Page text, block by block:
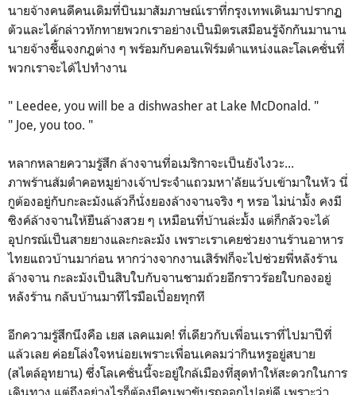
นายจ้างคนดีคนเดิมที่บินมาสัมภาษณ์เราที่กรุงเทพเดินมาปรากฏ
ตัวและได้กล่าวทักทายพวกเราอย่างเป็นมิตรเสมือนรู้จักกันมานาน
นายจ้างชี้แจงกฎต่าง ๆ พร้อมกับคอนเฟิร์มตำแหน่งและโลเคชั่นที่
พวกเราจะได้ไปทำงาน
" Leedee, you will be a dishwasher at Lake McDonald. "
" Joe, you too. "
หลากหลายความรู้สึก ล้างจานที่อเมริกาจะเป็นยังไงวะ...
ภาพร้านส้มตำคอหมูย่างเจ้าประจำแถวมหา'ลัยแว้บเข้ามาในหัว นี่
กูต้องอยู่กับกะละมังแล้วก็นั่งยองล้างจานจริง ๆ หรอ ไม่น่ามั้ง คงมี
ซิงค์ล้างจานให้ยืนล้างสวย ๆ เหมือนที่บ้านล่ะมั้ง แต่ก็กลัวจะได้
อุปกรณ์เป็นสายยางและกะละมัง เพราะเราเคยช่วยงานร้านอาหาร
ไทยแถวบ้านมาก่อน หากว่างจากงานเสิร์ฟก็จะไปช่วยพี่หลังร้าน
ล้างจาน กะละมังเป็นสิบใบกับจานชามถ้วยอีกราวร้อยใบกองอยู่
หลังร้าน กลับบ้านมาทีไรมือเปื่อยทุกที
อีกความรู้สึกนึงคือ เยส เลคแมค! ที่เดียวกับเพื่อนเราที่ไปมาปีที่
แล้วเลย ค่อยโล่งใจหน่อยเพราะเพื่อนเคลมว่ากินหรูอยู่สบาย
(สไตล์อุทยาน) ซึ่งโลเคชั่นนี้จะอยู่ใกล้เมืองที่สุดทำให้สะดวกในการ
เดินทาง แต่ถึงอย่างไรก็ต้องมีคนพาขับรถออกไปอยู่ดี เพราะว่า